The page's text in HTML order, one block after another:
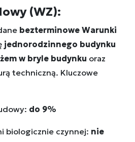
(WZ):
bezterminowe Warunki
jednorodzinnego budynku
w bryle budynku oraz
techniczną. Kluczowe
do 9%
biologicznie czynnej: nie